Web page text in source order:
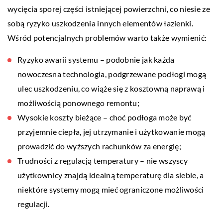
wycięcia sporej części istniejącej powierzchni, co niesie ze
sobą ryzyko uszkodzenia innych elementów łazienki.
Wśród potencjalnych problemów warto także wymienić:
Ryzyko awarii systemu – podobnie jak każda
nowoczesna technologia, podgrzewane podłogi mogą
ulec uszkodzeniu, co wiąże się z kosztowną naprawą i
możliwością ponownego remontu;
Wysokie koszty bieżące – choć podłoga może być
przyjemnie ciepła, jej utrzymanie i użytkowanie mogą
prowadzić do wyższych rachunków za energię;
Trudności z regulacją temperatury – nie wszyscy
użytkownicy znajdą idealną temperaturę dla siebie, a
niektóre systemy mogą mieć ograniczone możliwości
regulacji.